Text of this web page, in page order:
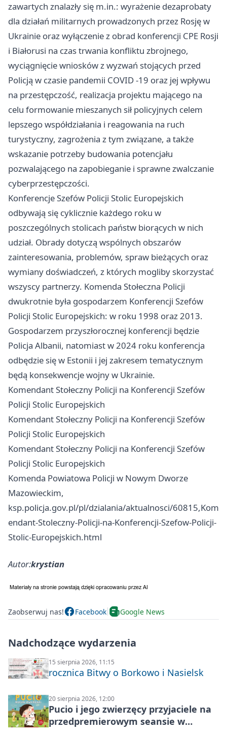
zawartych znalazły się m.in.: wyrażenie dezaprobaty
dla działań militarnych prowadzonych przez Rosję w
Ukrainie oraz wyłączenie z obrad konferencji CPE Rosji
i Białorusi na czas trwania konfliktu zbrojnego,
wyciągnięcie wniosków z wyzwań stojących przed
Policją w czasie pandemii COVID -19 oraz jej wpływu
na przestępczość, realizacja projektu mającego na
celu formowanie mieszanych sił policyjnych celem
lepszego współdziałania i reagowania na ruch
turystyczny, zagrożenia z tym związane, a także
wskazanie potrzeby budowania potencjału
pozwalającego na zapobieganie i sprawne zwalczanie
cyberprzestępczości.
Konferencje Szefów Policji Stolic Europejskich
odbywają się cyklicznie każdego roku w
poszczególnych stolicach państw biorących w nich
udział. Obrady dotyczą wspólnych obszarów
zainteresowania, problemów, spraw bieżących oraz
wymiany doświadczeń, z których mogliby skorzystać
wszyscy partnerzy. Komenda Stołeczna Policji
dwukrotnie była gospodarzem Konferencji Szefów
Policji Stolic Europejskich: w roku 1998 oraz 2013.
Gospodarzem przyszłorocznej konferencji będzie
Policja Albanii, natomiast w 2024 roku konferencja
odbędzie się w Estonii i jej zakresem tematycznym
będą konsekwencje wojny w Ukrainie.
Komendant Stołeczny Policji na Konferencji Szefów
Policji Stolic Europejskich
Komendant Stołeczny Policji na Konferencji Szefów
Policji Stolic Europejskich
Komendant Stołeczny Policji na Konferencji Szefów
Policji Stolic Europejskich
Komenda Powiatowa Policji w Nowym Dworze
Mazowieckim,
ksp.policja.gov.pl/pl/dzialania/aktualnosci/60815,Kom
endant-Stoleczny-Policji-na-Konferencji-Szefow-Policji-
Stolic-Europejskich.html
Autor:krystian
Zaobserwuj nas! Facebook Google News
Nadchodzące wydarzenia
15 sierpnia 2026, 11:15
rocznica Bitwy o Borkowo i Nasielsk
20 sierpnia 2026, 12:00
Pucio i jego zwierzęcy przyjaciele na
przedpremierowym seansie w